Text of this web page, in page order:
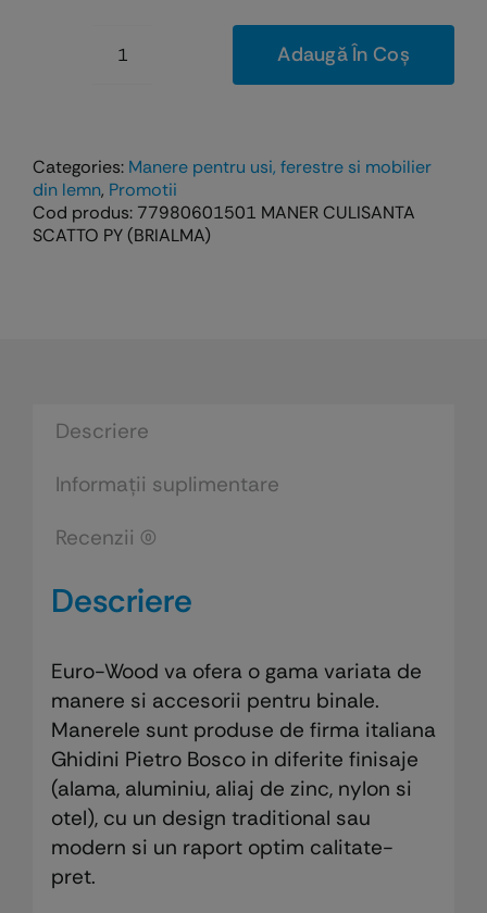
244,49 lei.
Cantitate
exterior
SCATTO
PY
(argintiu)
Adaugă În Coș
Categories: Manere pentru usi, ferestre si mobilier
din lemn, Promotii
Cod produs: 77980601501 MANER CULISANTA
SCATTO PY (BRIALMA)
Descriere
Informații suplimentare
Recenzii (0)
Descriere
Euro-Wood va ofera o gama variata de
manere si accesorii pentru binale.
Manerele sunt produse de firma italiana
Ghidini Pietro Bosco in diferite finisaje
(alama, aluminiu, aliaj de zinc, nylon si
otel), cu un design traditional sau
modern si un raport optim calitate-
pret.